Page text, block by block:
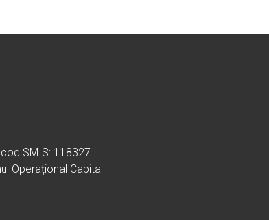
SMIS: 118327
Operațional Capital